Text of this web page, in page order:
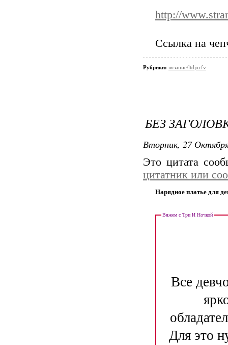
http://
Ссылка на
Рубрики: вязание/ltdjxrfv
БЕЗ
Вторник, 27
Это цитата
цитатник или
Нарядное платье для
Вяжем с Три И Ночкой
Все
Для это